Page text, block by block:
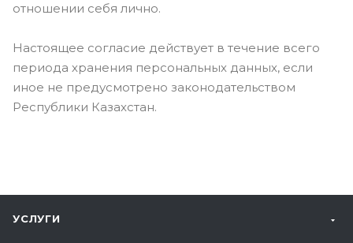
отношении себя лично.
Настоящее согласие действует в течение всего
периода хранения персональных данных, если
иное не предусмотрено законодательством
Республики Казахстан.
УСЛУГИ